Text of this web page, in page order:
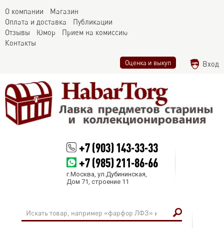
О компании
Магазин
Оплата и доставка
Публикации
Отзывы
Юмор
Прием на комиссию
Контакты
Оценка и выкуп Вход
+7 (903) 143-33-33
+7 (985) 211-86-66
г.Москва, ул.Дубининская,
Дом 71, строение 11